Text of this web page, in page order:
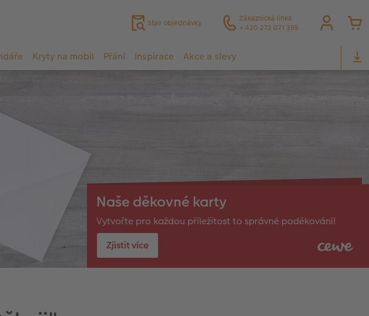
Stav objednávky
Zákaznická linka
+ 420 272 071 395
Kryty na mobil Přání Inspirace Akce a slevy
Naše děkovné karty
Vytvořte pro každou příležitost to správné poděkování!
Zjistit více